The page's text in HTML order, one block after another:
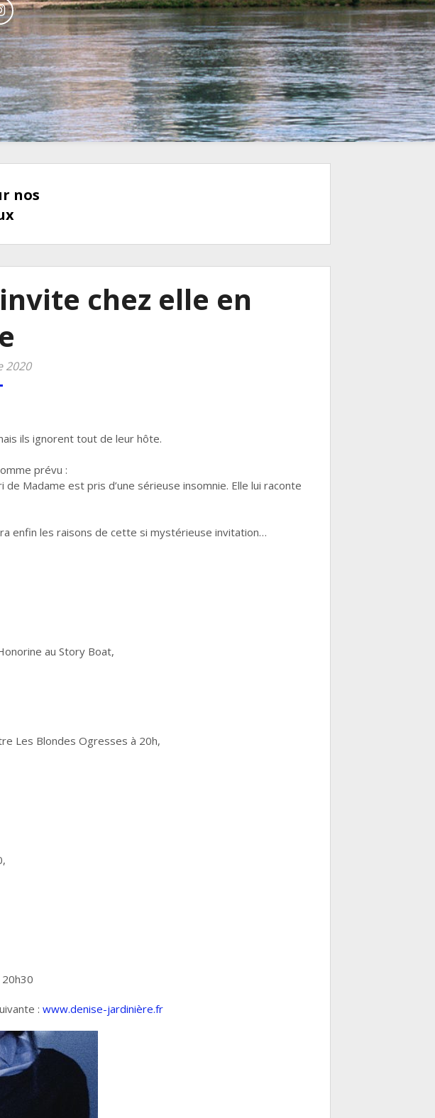
nos
chez elle en
2020
ils ignorent tout de leur hôte.
prévu :
Madame est pris d’une sérieuse insomnie. Elle lui raconte
enfin les raisons de cette si mystérieuse invitation…
au Story Boat,
Les Blondes Ogresses à 20h,
: www.denise-jardinière.fr